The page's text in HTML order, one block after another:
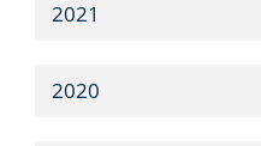
2021
2020